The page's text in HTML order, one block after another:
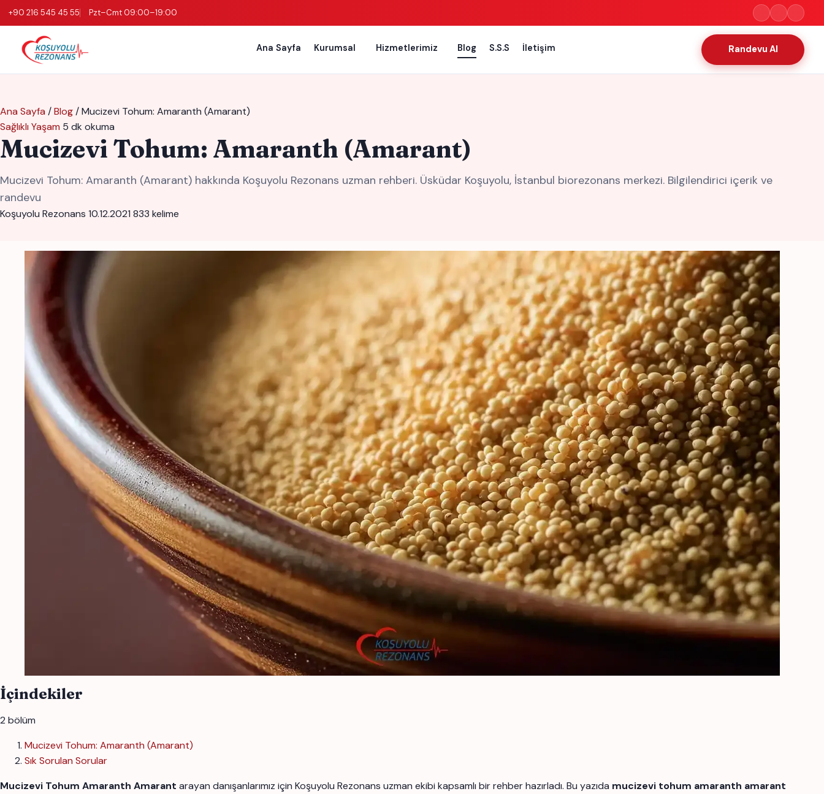
+90 216 545 45 55 Pzt–Cmt 09:00–19:00
Ana Sayfa Kurumsal Hizmetlerimiz Blog S.S.S İletişim Randevu Al
Ana Sayfa /Blog/Mucizevi Tohum: Amaranth (Amarant)
Sağlıklı Yaşam 5 dk okuma
Mucizevi Tohum: Amaranth (Amarant)
Mucizevi Tohum: Amaranth (Amarant) hakkında Koşuyolu Rezonans uzman rehberi. Üsküdar Koşuyolu, İstanbul biorezonans merkezi. Bilgilendirici içerik ve
randevu
Koşuyolu Rezonans 10.12.2021 833 kelime
İçindekiler
2 bölüm
Mucizevi Tohum: Amaranth (Amarant)
Sık Sorulan Sorular
Mucizevi Tohum Amaranth Amarant arayan danışanlarımız için Koşuyolu Rezonans uzman ekibi kapsamlı bir rehber hazırladı. Bu yazıda mucizevi tohum amaranth amarant